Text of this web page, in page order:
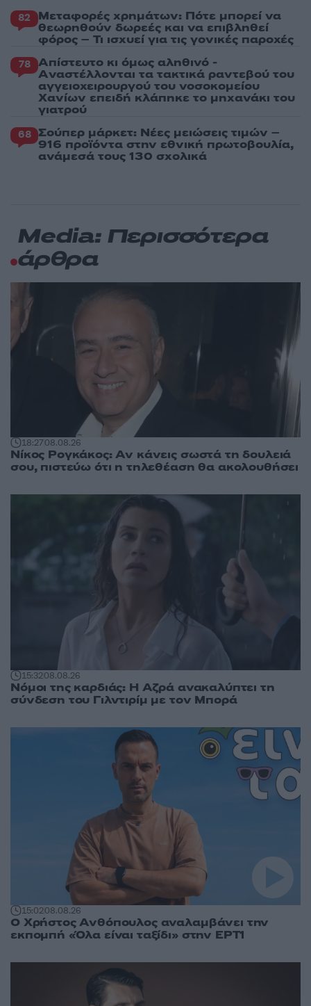
82 Μεταφορές χρημάτων: Πότε μπορεί να
θεωρηθούν δωρεές και να επιβληθεί
φόρος – Τι ισχυεί για τις γονικές παροχές
78 Απίστευτο κι όμως αληθινό -
Aναστέλλονται τα τακτικά ραντεβού του
αγγειοχειρουργού του νοσοκομείου
Χανίων επειδή κλάπηκε το μηχανάκι του
γιατρού
68 Σούπερ μάρκετ: Νέες μειώσεις τιμών –
916 προϊόντα στην εθνική πρωτοβουλία,
ανάμεσά τους 130 σχολικά
Media: Περισσότερα
άρθρα
18:2708.08.26
Νίκος Ρογκάκος: Αν κάνεις σωστά τη δουλειά
σου, πιστεύω ότι η τηλεθέαση θα ακολουθήσει
15:3208.08.26
Νόμοι της καρδιάς: Η Αζρά ανακαλύπτει τη
σύνδεση του Γιλντιρίμ με τον Μπορά
15:0208.08.26
Ο Χρήστος Ανθόπουλος αναλαμβάνει την
εκπομπή «Όλα είναι ταξίδι» στην ΕΡΤ1